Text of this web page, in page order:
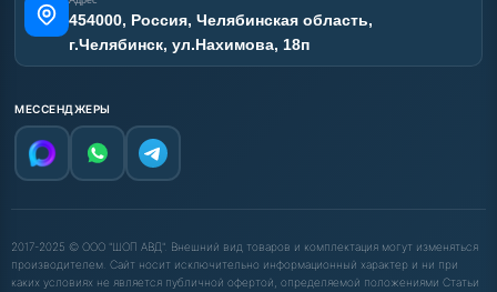
454000, Россия, Челябинская область,
г.Челябинск, ул.Нахимова, 18п
МЕССЕНДЖЕРЫ
2017-2025 © ООО "ШОП АВД". Внешний вид товаров и комплектация могут изменяться
производителем. Сайт носит исключительно информационный характер и ни при
каких условиях не является публичной офертой, определяемой положениями Статьи